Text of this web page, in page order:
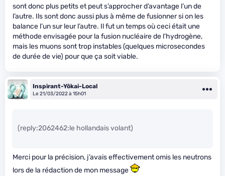
sont donc plus petits et peut s’approcher d’avantage l’un de
l’autre. Ils sont donc aussi plus à même de fusionner si on les
balance l’un sur leur l’autre. Il fut un temps où ceci était une
méthode envisagée pour la fusion nucléaire de l’hydrogène,
mais les muons sont trop instables (quelques microsecondes
de durée de vie) pour que ça soit viable.
Inspirant-Yōkai-Local
Le 21/03/2022 à 15h01
(reply:2062462:le hollandais volant)
Merci pour la précision, j’avais effectivement omis les neutrons
lors de la rédaction de mon message